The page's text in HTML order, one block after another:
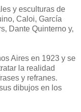
y esculturas de
Caloi, García
Dante Quinterno y,
Aires en 1923 y se
la realidad
y refranes.
dibujos en los